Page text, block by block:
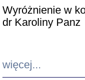
Wyróżnienie w
dr Karoliny Panz
więcej...